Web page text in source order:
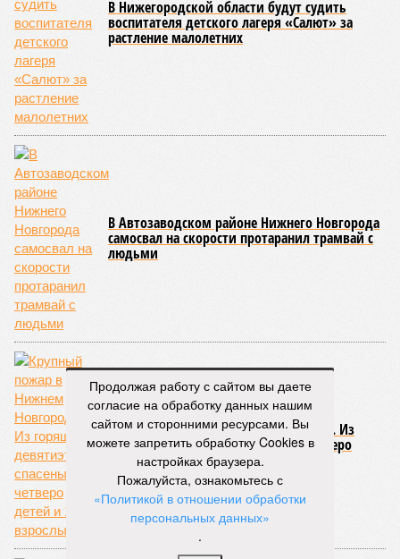
В Нижегородской области будут судить
воспитателя детского лагеря «Салют» за
растление малолетних
В Автозаводском районе Нижнего Новгорода
самосвал на скорости протаранил трамвай с
людьми
Крупный пожар в Нижнем Новгороде. Из
горящей девятиэтажки спасены четверо
детей и 12 взрослых
Продолжая работу с сайтом вы даете
согласие на обработку данных нашим
сайтом и сторонними ресурсами. Вы
можете запретить обработку Cookies в
настройках браузера.
Пожалуйста, ознакомьтесь с
«Политикой в отношении обработки
персональных данных»
.